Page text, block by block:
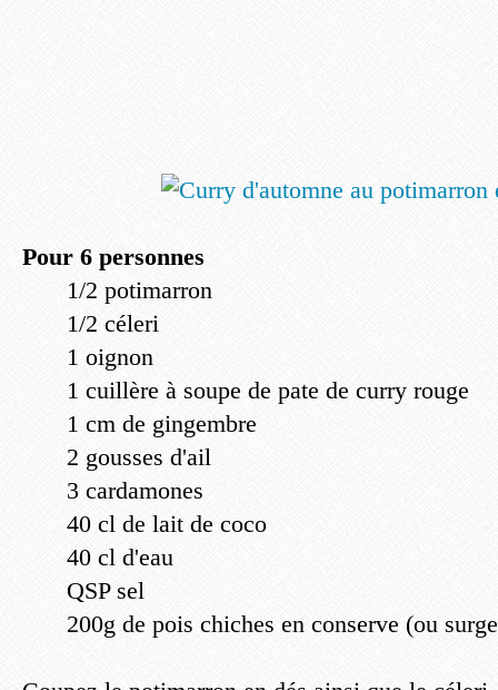
Pour 6 personnes
1/2 potimarron
1/2 céleri
1 oignon
1 cuillère à soupe de pate de curry rouge
1 cm de gingembre
2 gousses d'ail
3 cardamones
40 cl de lait de coco
40 cl d'eau
QSP sel
200g de pois chiches en conserve (ou